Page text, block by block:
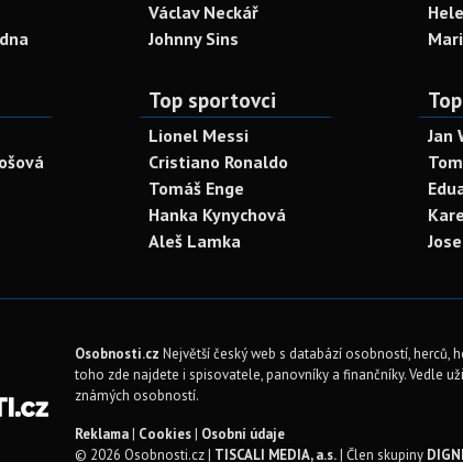
Václav Neckář
Johnny Sins
Top sportovci
Lionel Messi
Cristiano Ronaldo
Tomáš Enge
Hanka Kynychová
Aleš Lamka
Jan
Osobnosti.cz Největší český web s databází osobností, herců,
toho zde najdete i spisovatele, panovníky a finančníky. Vedle
známých osobností.
Reklama| Cookies| Osobní údaje
© 2026 Osobnosti.cz | TISCALI MEDIA, a.s.| Člen skupiny